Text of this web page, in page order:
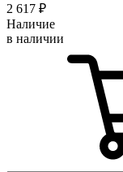
2 617 ₽
Наличие
в наличии